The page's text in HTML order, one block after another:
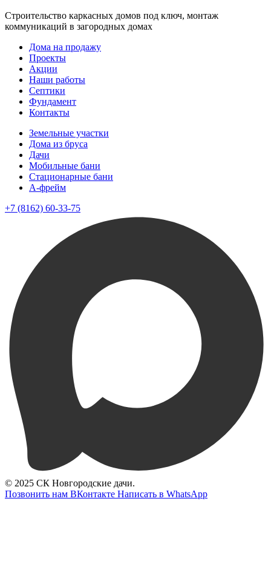
Строительство каркасных домов под ключ, монтаж
коммуникаций в загородных домах
Дома на продажу
Проекты
Акции
Наши работы
Септики
Фундамент
Контакты
Земельные участки
Дома из бруса
Дачи
Мобильные бани
Стационарные бани
A-фрейм
+7 (8162) 60-33-75
© 2025 СК Новгородские дачи.
Позвонить нам ВКонтакте Написать в WhatsApp